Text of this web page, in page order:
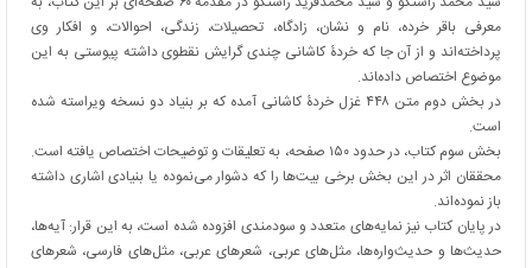
معرفی باقر خرده، نام و نشان، زادگاه، تحصیلات، زندگی، احوالات، و افکار وی
پرداخته‌اند و از آن جا که خردۀ کاشانی چندی گرایش نقطوی داشته پیوستی به این
موضوع اختصاص داده‌‍اند.
در بخش دوم متن ۴۴۸ غزل خردۀ کاشانی آمده که بر بنیاد دو نسخه ویراسته شده
است.
بخش سوم کتاب، در حدود ۱۵۰ صفحه، به تعلیقات و توضیحات اختصاص یافته است.
محققان اثر در این بخش برخی بیت‌ها را که دشوار می‌نموده یا بنیادی اشاری داشته
باز نموده‌اند.
در پایان کتاب نیز نمایه‌های متعدد و سودمندی افزوده شده است، به این قرار: آیه‌ها،
حدیث‌ها و حدیث‌واره‌ها، مثل‌های عربی، شعرهای عربی، مثل‌های فارسی، شعرهای